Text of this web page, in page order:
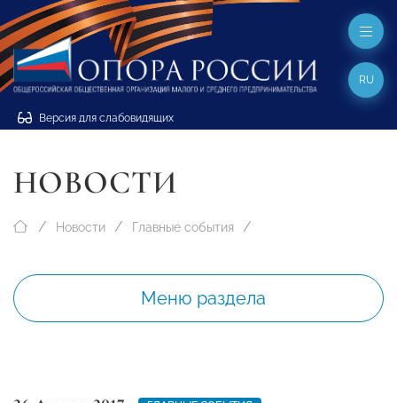
Версия для слабовидящих
RU
НОВОСТИ
Новости Главные события
Меню раздела